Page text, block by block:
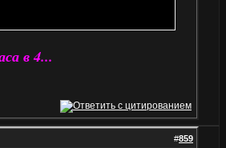
в 4...
#859